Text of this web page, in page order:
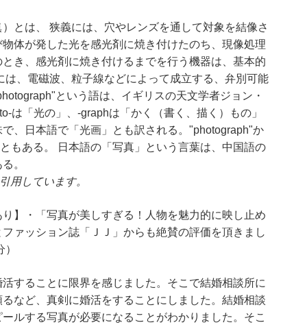
とは、 狭義には、穴やレンズを通して対象を結像さ
体が発した光を感光剤に焼き付けたのち、現像処理
き、感光剤に焼き付けるまでを行う機器は、基本的
は、電磁波、粒子線などによって成立する、弁別可能
という語は、イギリスの天文学者ジョン・
は「光の」、-graphは「かく（書く、描く）もの」
で、日本語で「光画」とも訳される。"photograph"か
もある。 日本語の「写真」という言葉は、中国語の
。
用しています。
り】・「写真が美しすぎる！人物を魅力的に映し止め
ァッション誌「ＪＪ」からも絶賛の評価を頂きまし
することに限界を感じました。そこで結婚相談所に
など、真剣に婚活をすることにしました。結婚相談
ルする写真が必要になることがわかりました。そこ